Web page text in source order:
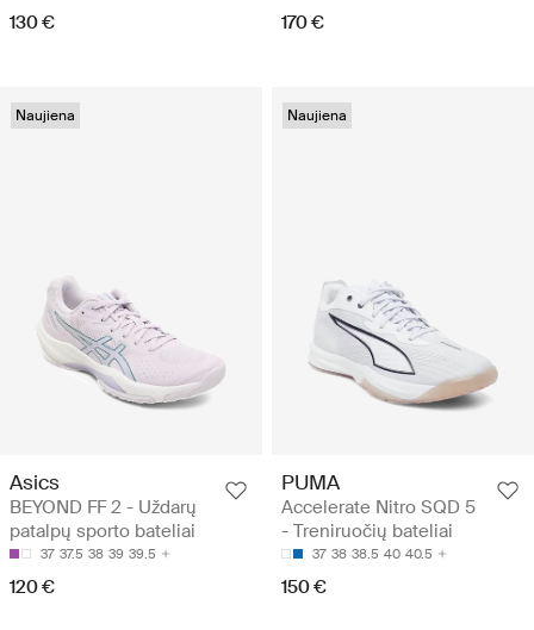
130 € 170 €
Naujiena
Asics
BEYOND FF 2 - Uždarų
patalpų sporto bateliai
37 37.5 38 39 39.5
120 €
Naujiena
PUMA
Accelerate Nitro SQD 5
- Treniruočių bateliai
37 38 38.5 40 40.5
150 €